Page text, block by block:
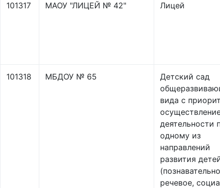
101317 МАОУ "ЛИЦЕЙ № 42" Лицей
101318 МБДОУ № 65
Детский сад
вида с
деятельности
одному из
направлений
развития
речевое,